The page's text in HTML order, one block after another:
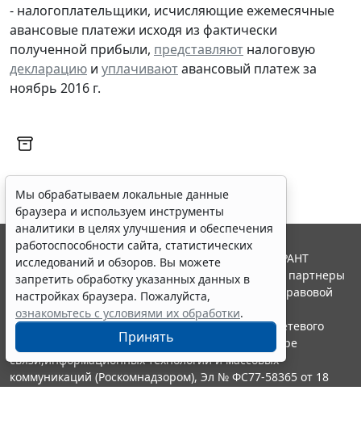
- налогоплательщики, исчисляющие ежемесячные
авансовые платежи исходя из фактически
полученной прибыли, представляют налоговую
декларацию и уплачиваютавансовый платеж за
ноябрь 2016 г.
Мы обрабатываем локальные данные
браузера и используем инструменты
аналитики в целях улучшения и обеспечения
работоспособности сайта, статистических
исследований и обзоров. Вы можете
запретить обработку указанных данных в
настройках браузера. Пожалуйста,
ознакомьтесь с условиями их обработки.
Принять
© ООО "НПП "ГАРАНТ-СЕРВИС", 2026. Система ГАРАНТ
выпускается с 1990 года. Компания "Гарант" и ее партнеры
являются участниками Российской ассоциации правовой
информации ГАРАНТ.
Портал ГАРАНТ.РУ зарегистрирован в качестве сетевого
издания Федеральной службой по надзору в сфере
связи,информационных технологий и массовых
коммуникаций (Роскомнадзором), Эл № ФС77-58365 от 18